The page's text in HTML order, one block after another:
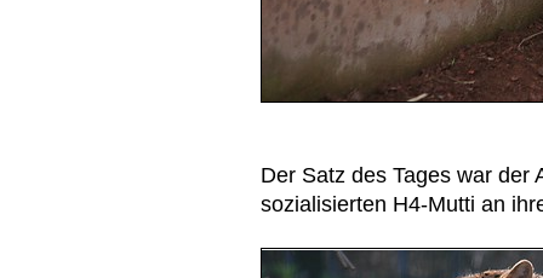
Der Satz des Tages war der
sozialisierten H4-Mutti an